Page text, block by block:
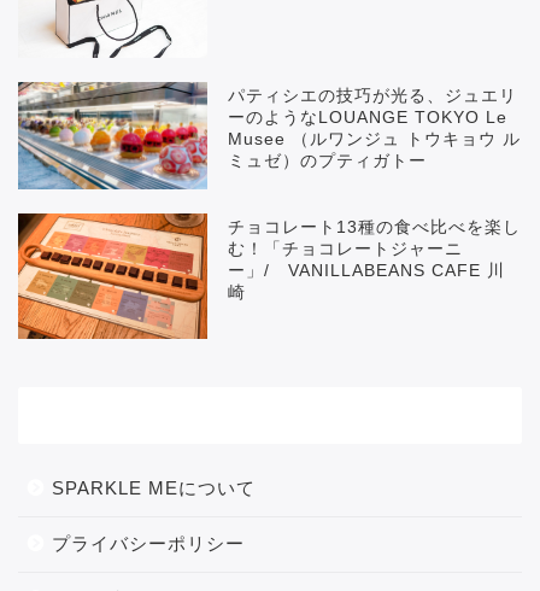
パティシエの技巧が光る、ジュエリ
ーのようなLOUANGE TOKYO Le
Musee （ルワンジュ トウキョウ ル
ミュゼ）のプティガトー
チョコレート13種の食べ比べを楽し
む！「チョコレートジャーニ
ー」/ VANILLABEANS CAFE 川
崎
SPARKLE MEについて
プライバシーポリシー